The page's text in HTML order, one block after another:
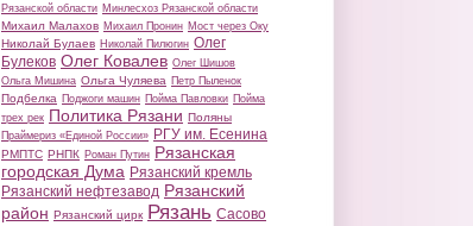
Рязанской области Минлесхоз Рязанской области
Михаил Малахов Михаил Пронин Мост через Оку
Николай Булаев Николай Пилюгин Олег
Булеков Олег Ковалев Олег Шишов
Ольга Мишина Ольга Чуляева Петр Пыленок
Подбелка Поджоги машин Пойма Павловки Пойма
трех рек Политика Рязани Поляны
Праймериз «Единой России» РГУ им. Есенина
РМПТС РНПК Роман Путин Рязанская
городская Дума Рязанский кремль
Рязанский нефтезавод Рязанский
район Рязанский цирк Рязань Сасово